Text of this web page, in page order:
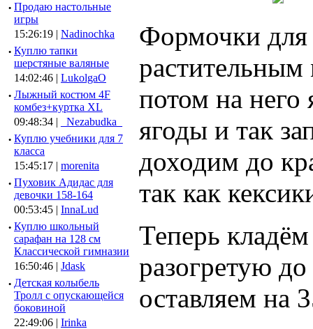
· Продаю настольные
игры
15:26:19 | Nadinochka
· Куплю тапки
шерстяные валяные
14:02:46 | LukolgaO
· Лыжный костюм 4F
комбез+куртка XL
09:48:34 |
_Nezabudka_
· Куплю учебники для 7
класса
15:45:17 | morenita
· Пуховик Адидас для
девочки 158-164
00:53:45 | InnaLud
· Куплю школьный
сарафан на 128 см
Классической гимназии
16:50:46 | Jdask
· Детская колыбель
Тролл с опускающейся
боковиной
22:49:06 | Irinka
Формочки для
потом на него
ягоды и так
доходим до
так как
Теперь
разогретую
оставляем на